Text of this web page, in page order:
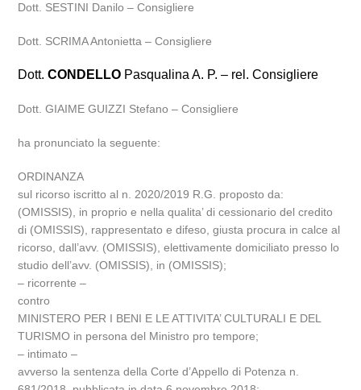
Dott. SESTINI Danilo – Consigliere
Dott. SCRIMA Antonietta – Consigliere
Dott.CONDELLO Pasqualina A. P. – rel. Consigliere
Dott. GIAIME GUIZZI Stefano – Consigliere
ha pronunciato la seguente:
ORDINANZA
sul ricorso iscritto al n. 2020/2019 R.G. proposto da:
(OMISSIS), in proprio e nella qualita’ di cessionario del credito
di (OMISSIS), rappresentato e difeso, giusta procura in calce al
ricorso, dall’avv. (OMISSIS), elettivamente domiciliato presso lo
studio dell’avv. (OMISSIS), in (OMISSIS);
– ricorrente –
contro
MINISTERO PER I BENI E LE ATTIVITA’ CULTURALI E DEL
TURISMO in persona del Ministro pro tempore;
– intimato –
avverso la sentenza della Corte d’Appello di Potenza n.